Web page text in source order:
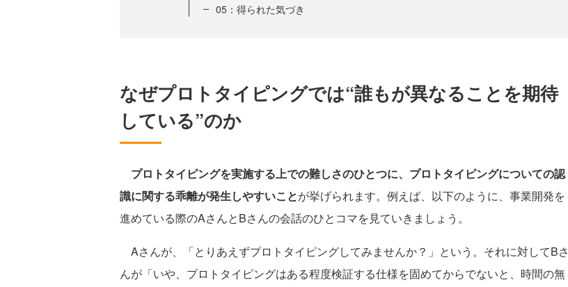
05：得られた気づき
なぜプロトタイピングでは“誰もが異なることを期待
している”のか
プロトタイピングを実施する上での難しさのひとつに、プロトタイピングについての認
識に関する乖離が発生しやすいことが挙げられます。例えば、以下のように、事業開発を
進めている際のAさんとBさんの会話のひとコマを見ていきましょう。
Aさんが、「とりあえずプロトタイピングしてみませんか？」という。それに対してBさ
んが「いや、プロトタイピングはある程度検証する仕様を固めてからでないと、時間の無